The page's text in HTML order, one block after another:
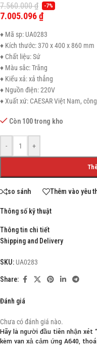
7.560.000₫ -7%
7.005.096₫
♦ Mã sp: UA0283
♦ Kích thước: 370 x 400 x 860 mm
♦ Chất liệu: Sứ
♦ Màu sắc: Trắng
♦ Kiểu xả: xả thẳng
♦ Nguồn điện: 220V
♦ Xuất xứ: CAESAR Việt Nam,
Còn 100 trong kho
- +
so sánh Thêm vào yêu
Thông số kỹ thuật
Thông tin chi tiết
Shipping and Delivery
SKU: UA0283
Share:
Đánh giá
Chưa có đánh giá nào.
Hãy là người đầu tiên nhận xét
kèm van xả cảm ứng A640,